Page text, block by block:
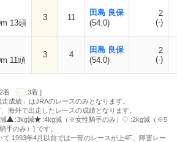
13頭
3 11
田島 良保
(54.0)
2
(-)
11頭
3 4
田島 良保
(54.0)
2
(-)
着
:3着 ]
成績」はJRAのレースのみとなります。
海外で出走したレースの成績となります。
:3kg減 :4kg減（※女性騎手のみ）
:2kg減（※5
手のみ）] です。
1993年4月以前では一部のレースが上4F、障害レー